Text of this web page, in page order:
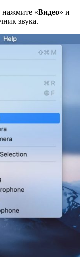
нажмите «Видео» и
звука.